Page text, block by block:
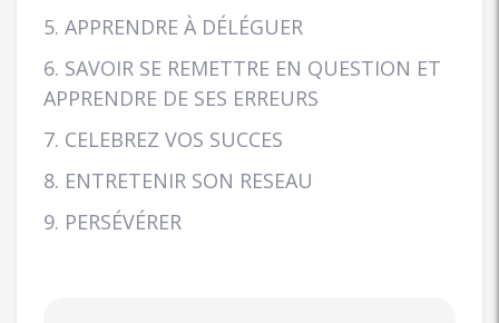
5. APPRENDRE À DÉLÉGUER
6. SAVOIR SE REMETTRE EN QUESTION ET
APPRENDRE DE SES ERREURS
7. CELEBREZ VOS SUCCES
8. ENTRETENIR SON RESEAU
9. PERSÉVÉRER